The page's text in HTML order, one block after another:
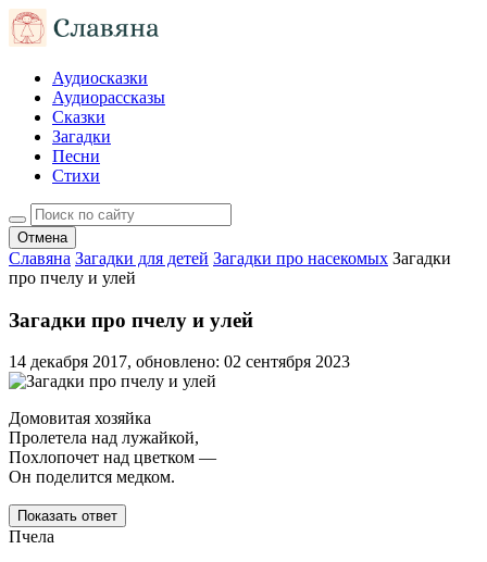
Аудиосказки
Аудиорассказы
Сказки
Загадки
Песни
Стихи
Отмена
Славяна Загадки для детей Загадки про насекомых Загадки
про пчелу и улей
Загадки про пчелу и улей
14 декабря 2017, обновлено: 02 сентября 2023
Домовитая хозяйка
Пролетела над лужайкой,
Похлопочет над цветком —
Он поделится медком.
Показать ответ
Пчела